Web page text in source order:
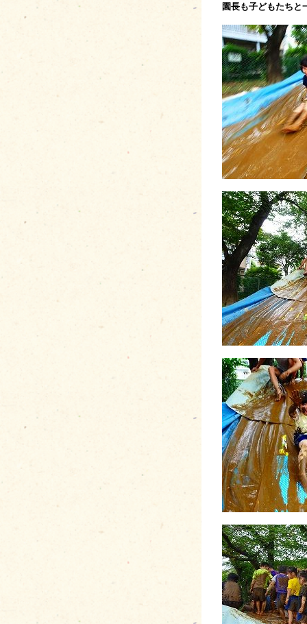
園長も子どもたちと